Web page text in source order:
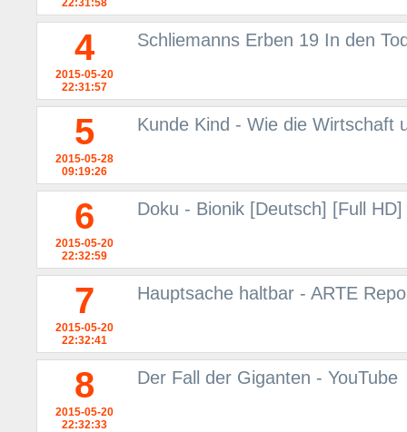
22:31:58
4
2015-05-20
22:31:57
Schliemanns Erben 19 In den
5
2015-05-28
09:19:26
Kunde Kind - Wie die Wirtschaft
6
2015-05-20
22:32:59
Doku - Bionik [Deutsch] [Full
7
2015-05-20
22:32:41
Hauptsache haltbar - ARTE
8
2015-05-20
22:32:33
Der Fall der Giganten - YouTube